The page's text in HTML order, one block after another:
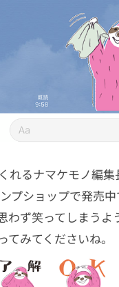
れるナマケモノ編
プショップで発売
わず笑ってしまうよ
てみてくださいね。